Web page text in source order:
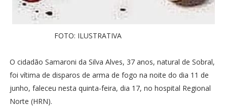
FOTO: ILUSTRATIVA
O cidadão Samaroni da Silva Alves, 37 anos, natural de Sobral,
foi vítima de disparos de arma de fogo na noite do dia 11 de
junho, faleceu nesta quinta-feira, dia 17, no hospital Regional
Norte (HRN).